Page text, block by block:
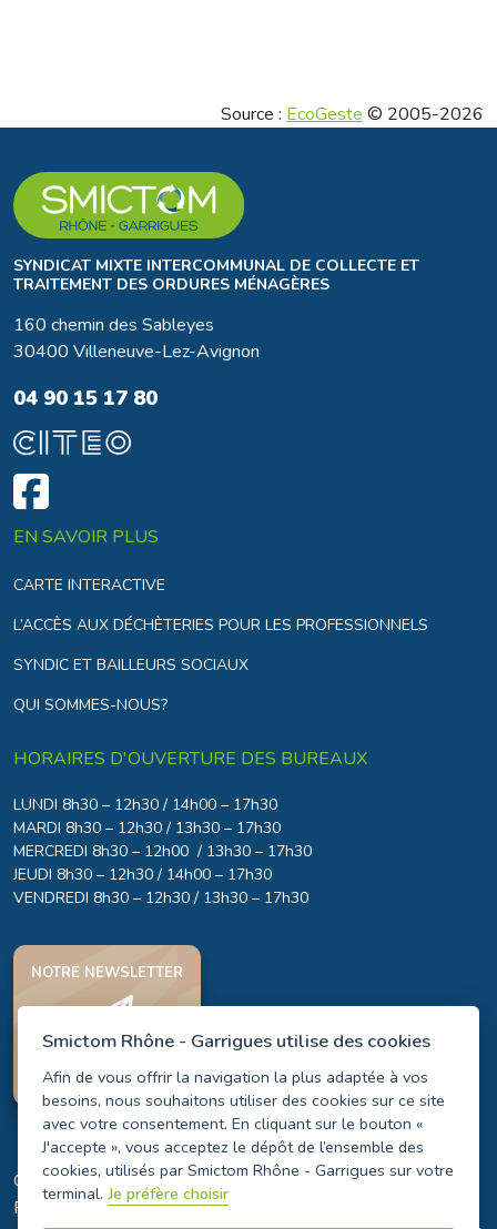
Source : EcoGeste © 2005-2026
SYNDICAT MIXTE INTERCOMMUNAL DE COLLECTE ET
TRAITEMENT DES ORDURES MÉNAGÈRES
160 chemin des Sableyes
30400 Villeneuve-Lez-Avignon
04 90 15 17 80
EN SAVOIR PLUS
CARTE INTERACTIVE
L’ACCÈS AUX DÉCHÈTERIES POUR LES PROFESSIONNELS
SYNDIC ET BAILLEURS SOCIAUX
QUI SOMMES-NOUS?
HORAIRES D'OUVERTURE DES BUREAUX
LUNDI 8h30 – 12h30 / 14h00 – 17h30
MARDI 8h30 – 12h30 / 13h30 – 17h30
MERCREDI 8h30 – 12h00 / 13h30 – 17h30
JEUDI 8h30 – 12h30 / 14h00 – 17h30
VENDREDI 8h30 – 12h30 / 13h30 – 17h30
NOTRE NEWSLETTER
© 2026 SMICTOM RHÔNE - GARRIGUES. TOUS DROITS
RÉSERVÉS.
Smictom Rhône - Garrigues utilise des cookies
Afin de vous offrir la navigation la plus adaptée à vos
besoins, nous souhaitons utiliser des cookies sur ce site
avec votre consentement. En cliquant sur le bouton «
J'accepte », vous acceptez le dépôt de l’ensemble des
cookies, utilisés par Smictom Rhône - Garrigues sur votre
terminal.Je préfère choisir